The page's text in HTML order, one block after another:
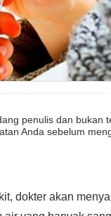
penulis dan bukan
Anda sebelum
dokter akan